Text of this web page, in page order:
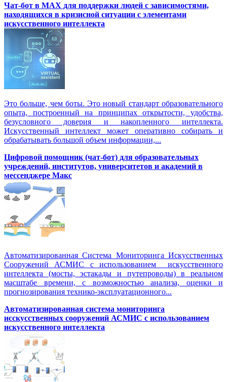
Чат-бот в MAX для поддержки людей с зависимостями,
находящихся в кризисной ситуации с элементами
искусственного интеллекта
Это больше, чем боты. Это новый стандарт образовательного
опыта, построенный на принципах открытости, удобства,
безусловного доверия и накопленного интеллекта.
Искусственный интеллект может оперативно собирать и
обрабатывать большой объем информации,...
Цифровой помощник (чат-бот) для образовательных
учреждений, институтов, университетов и академий в
мессенджере Макс
Автоматизированная Система Мониторинга Искусственных
Сооружений АСМИС с использованием искусственного
интеллекта (мосты, эстакады и путепроводы) в реальном
масштабе времени, с возможностью анализа, оценки и
прогнозирования технико-эксплуатационного...
Автоматизированная система мониторинга
исскусственных сооружений АСМИС с использованием
искусственного интеллекта